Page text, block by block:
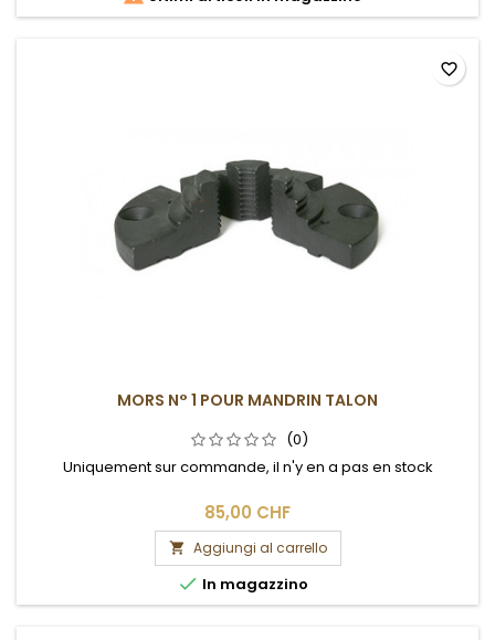
MORS N° 1 POUR MANDRIN TALON
(0)
Uniquement sur commande, il n'y en a pas en stock
85,00 CHF
 Aggiungi al carrello
 In magazzino
favorite_border